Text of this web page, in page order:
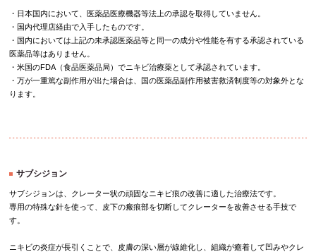
・日本国内において、医薬品医療機器等法上の承認を取得していません。
・国内代理店経由で入手したものです。
・国内においては上記の未承認医薬品等と同一の成分や性能を有する承認されている
医薬品等はありません。
・米国のFDA（食品医薬品局）でニキビ治療薬として承認されています。
・万が一重篤な副作用が出た場合は、国の医薬品副作用被害救済制度等の対象外とな
ります。
サブシジョン
サブシジョンは、クレーター状の頑固なニキビ痕の改善に適した治療法です。
専用の特殊な針を使って、皮下の瘢痕部を切断してクレーターを改善させる手技で
す。
ニキビの炎症が長引くことで、皮膚の深い層が線維化し、組織が癒着して凹みやクレ